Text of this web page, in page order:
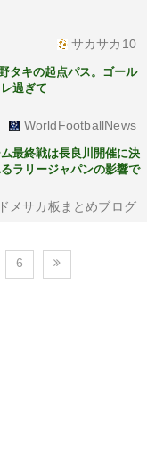
サカサカ10
タキの起点パス。ゴール
過ぎて
WorldFootballNews
最終戦は長良川開催に決
ラリージャパンの影響で
メサカ板まとめブログ
6